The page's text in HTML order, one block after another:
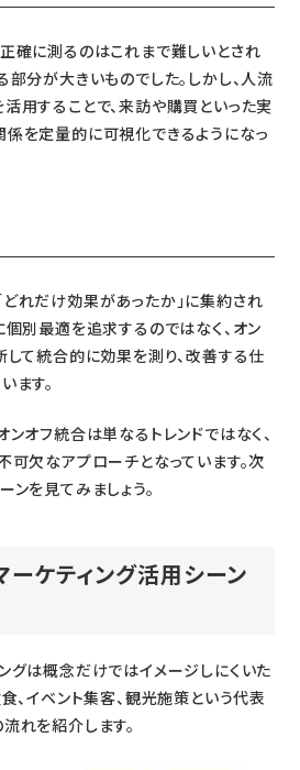
確に測るのはこれまで難しいとされ
部分が大きいものでした。しかし、人流
用することで、来訪や購買といった実
を定量的に可視化できるようになっ
れだけ効果があったか」に集約され
個別最適を追求するのではなく、オン
して統合的に効果を測り、改善する仕
ます。
ンオフ統合は単なるトレンドではなく、
可欠なアプローチとなっています。次
ンを見てみましょう。
ーケティング活用シーン
グは概念だけではイメージしにくいた
、イベント集客、観光施策という代表
れを紹介します。